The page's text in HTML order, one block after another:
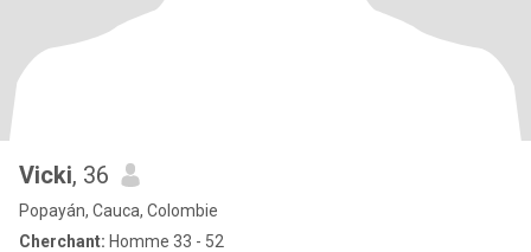
Vicki, 36
Popayán, Cauca, Colombie
Cherchant: Homme 33 - 52